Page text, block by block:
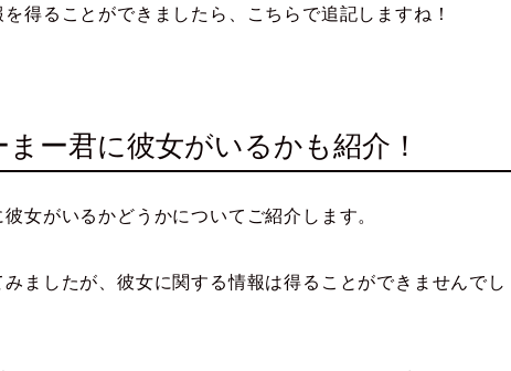
得ることができましたら、こちらで追記しますね！
ー君に彼女がいるかも紹介！
女がいるかどうかについてご紹介します。
ましたが、彼女に関する情報は得ることができませんでし